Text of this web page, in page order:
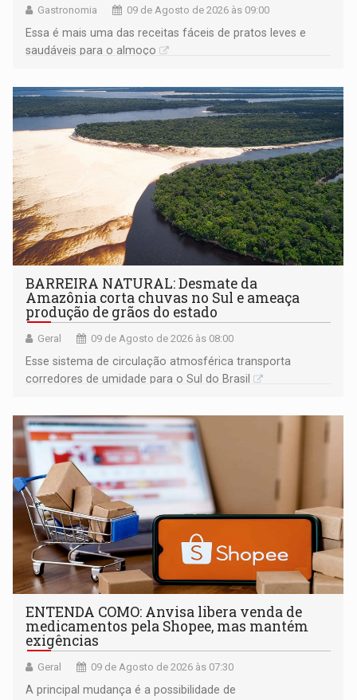
Gastronomia 09 de Agosto de 2026 às 09:00
Essa é mais uma das receitas fáceis de pratos leves e
saudáveis para o almoço
BARREIRA NATURAL: Desmate da
Amazônia corta chuvas no Sul e ameaça
produção de grãos do estado
Geral 09 de Agosto de 2026 às 08:00
Esse sistema de circulação atmosférica transporta
corredores de umidade para o Sul do Brasil
ENTENDA COMO: Anvisa libera venda de
medicamentos pela Shopee, mas mantém
exigências
Geral 09 de Agosto de 2026 às 07:30
A principal mudança é a possibilidade de